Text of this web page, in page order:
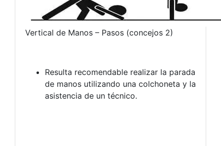
Vertical de Manos – Pasos (concejos 2)
Resulta recomendable realizar la parada
de manos utilizando una colchoneta y la
asistencia de un técnico.